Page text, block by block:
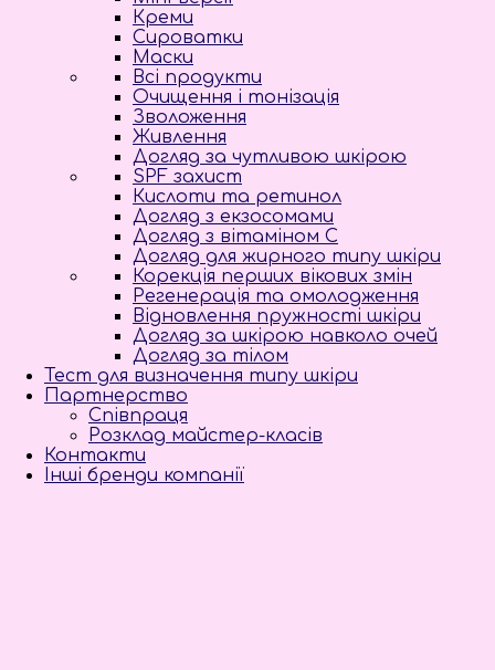
Креми
Сироватки
Маски
Всі продукти
Очищення і тонізація
Зволоження
Живлення
Догляд за чутливою шкірою
SPF захист
Кислоти та ретинол
Догляд з екзосомами
Догляд з вітаміном С
Догляд для жирного типу шкіри
Корекція перших вікових змін
Регенерація та омолодження
Відновлення пружності шкіри
Догляд за шкірою навколо очей
Догляд за тілом
Тест для визначення типу шкіри
Партнерство
Співпраця
Розклад майстер-класів
Контакти
Інші бренди компанії